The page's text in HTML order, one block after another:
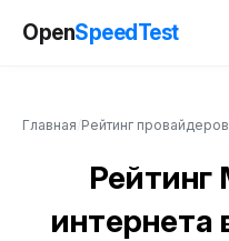
OpenSpeedTest
Главная Рейтинг провайдеров
Рейтинг
интернета